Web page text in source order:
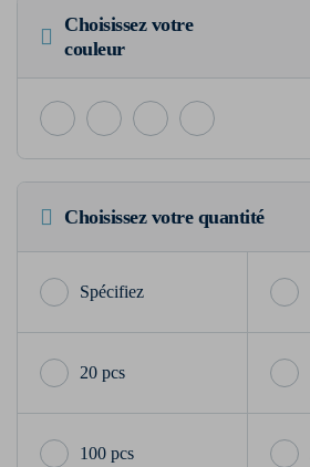
Choisissez votre
couleur
Choisissez votre quantité
20 pcs
100 pcs